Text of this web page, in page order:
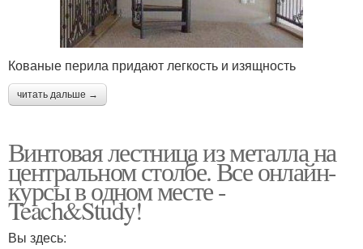
Кованые перила придают легкость и изящность
читать дальше →
Винтовая лестница из металла на
центральном столбе. Все онлайн-
курсы в одном месте -
Teach&Study!
Вы здесь: